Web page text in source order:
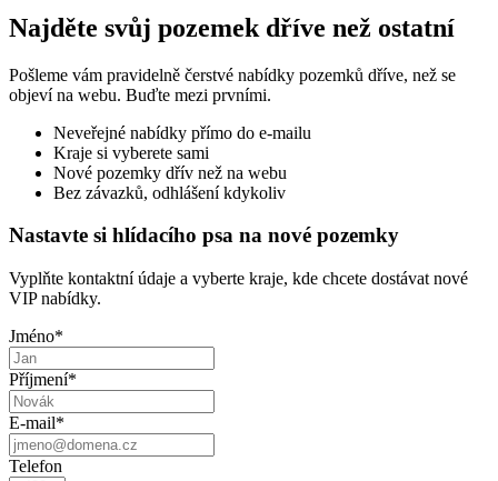
Najděte svůj pozemek dříve než ostatní
Pošleme vám pravidelně čerstvé nabídky pozemků dříve, než se
objeví na webu. Buďte mezi prvními.
Neveřejné nabídky přímo do e-mailu
Kraje si vyberete sami
Nové pozemky dřív než na webu
Bez závazků, odhlášení kdykoliv
Nastavte si hlídacího psa na nové pozemky
Vyplňte kontaktní údaje a vyberte kraje, kde chcete dostávat nové
VIP nabídky.
Jméno*
Příjmení*
E-mail*
Telefon